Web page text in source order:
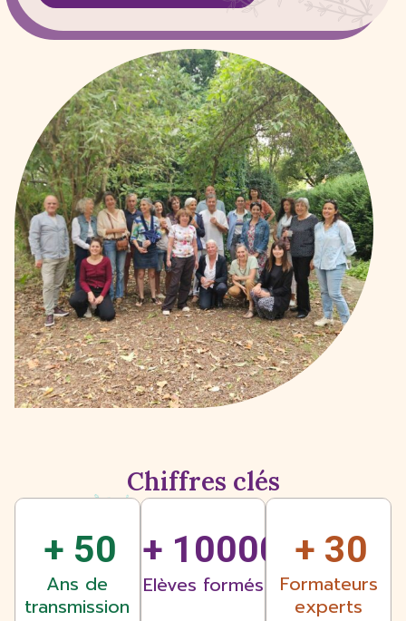
Chiffres clés
Ans de
transmission
+ 50
Elèves formés
+ 10000
Formateurs
experts
+ 30